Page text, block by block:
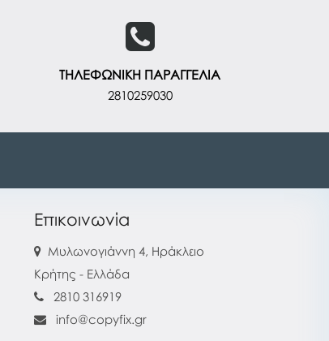
ΤΗΛΕΦΩΝΙΚΗ ΠΑΡΑΓΓΕΛΙΑ
2810259030
Επικοινωνία
Μυλωνογιάννη 4, Ηράκλειο
Κρήτης - Ελλάδα
2810 316919
info@copyfix.gr